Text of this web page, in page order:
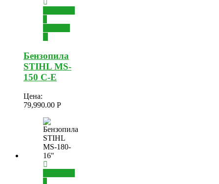
Бензопила
STIHL MS-
150 C-E
Цена:
79,990.00 Р